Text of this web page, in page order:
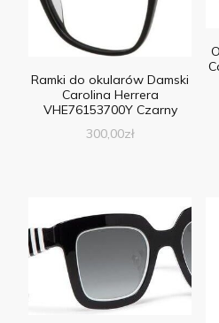
Ramki do okularów Damski
Carolina Herrera
VHE76153700Y Czarny
300,00zł